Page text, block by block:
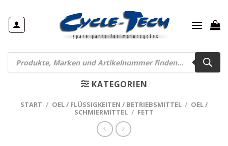
Inhalt
springen
Products
search
KATEGORIEN
START / OEL / FLÜSSIGKEITEN / BETRIEBSMITTEL / OEL /
SCHMIERMITTEL / FETT